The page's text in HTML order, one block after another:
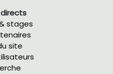
stages
site